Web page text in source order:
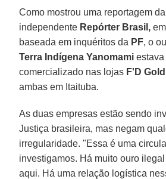
Como mostrou uma reportagem
independente Repórter Brasil,
baseada em inquéritos da PF, o
Terra Indígena Yanomami
comercializado nas lojas F'D Gold
ambas em Itaituba.
As duas empresas estão sendo
Justiça brasileira, mas negam
irregularidade. "Essa é uma
investigamos. Há muito ouro
aqui. Há uma relação logística